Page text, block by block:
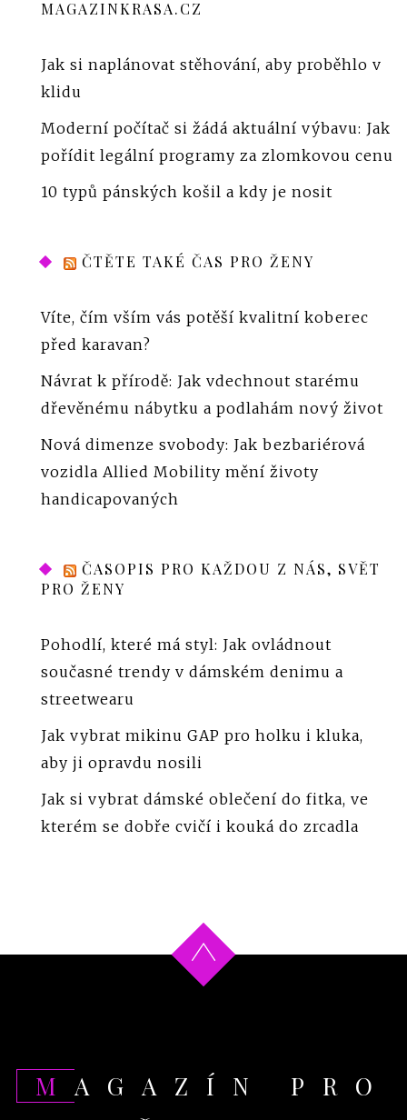
MAGAZINKRASA.CZ
Jak si naplánovat stěhování, aby proběhlo v
klidu
Moderní počítač si žádá aktuální výbavu: Jak
pořídit legální programy za zlomkovou cenu
10 typů pánských košil a kdy je nosit
ČTĚTE TAKÉ ČAS PRO ŽENY
Víte, čím vším vás potěší kvalitní koberec
před karavan?
Návrat k přírodě: Jak vdechnout starému
dřevěnému nábytku a podlahám nový život
Nová dimenze svobody: Jak bezbariérová
vozidla Allied Mobility mění životy
handicapovaných
ČASOPIS PRO KAŽDOU Z NÁS, SVĚT
PRO ŽENY
Pohodlí, které má styl: Jak ovládnout
současné trendy v dámském denimu a
streetwearu
Jak vybrat mikinu GAP pro holku i kluka,
aby ji opravdu nosili
Jak si vybrat dámské oblečení do fitka, ve
kterém se dobře cvičí i kouká do zrcadla
MAGAZÍN PRO